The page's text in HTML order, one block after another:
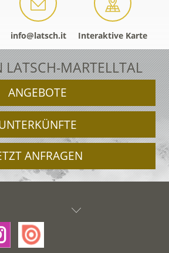
info@latsch.it Interaktive Karte
MARTELLTAL
ANGEBOTE
ANFRAGEN